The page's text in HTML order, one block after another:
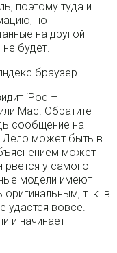
поэтому туда и
но
на другой
будет.
iPod –
Mac. Обратите
сообщение на
Дело может быть в
может
рвется у самого
модели имеют
т. к. в
удастся вовсе.
и начинает